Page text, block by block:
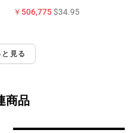
￥506,775$34.95
と見る
商品